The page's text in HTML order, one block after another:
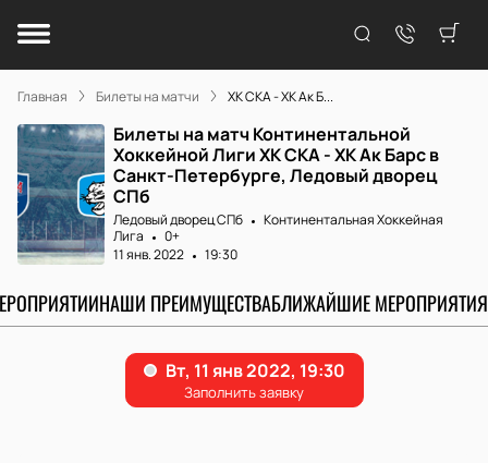
Главная Билеты на матчи ХК СКА - ХК Ак Б...
Билеты на матч Континентальной
Хоккейной Лиги ХК СКА - ХК Ак Барс в
Санкт-Петербурге, Ледовый дворец
СПб
Ледовый дворец СПб
Континентальная Хоккейная
Лига
0+
11 янв. 2022
19:30
НАШИ ПРЕИМУЩЕСТВАБЛИЖАЙШИЕ МЕРОПРИЯТИЯ